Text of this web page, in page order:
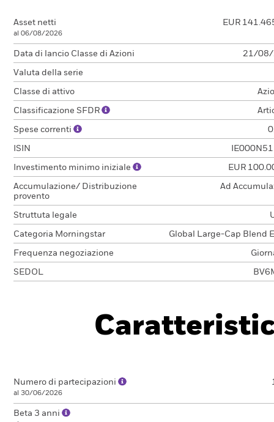
Asset netti
al 06/08/2026
EUR
Data di lancio Classe di Azioni 21/08/
Valuta della serie
Classe di attivo
Classificazione SFDR
Spese correnti
ISIN
Investimento minimo iniziale EUR
Accumulazione/ Distribuzione
provento
Ad
Struttuta legale
Categoria Morningstar Global Large-Cap Blend
Frequenza negoziazione
SEDOL
Numero di partecipazioni
al 30/06/2026
Beta 3 anni